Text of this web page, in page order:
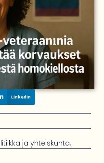
LinkedIn
ja yhteiskunta,